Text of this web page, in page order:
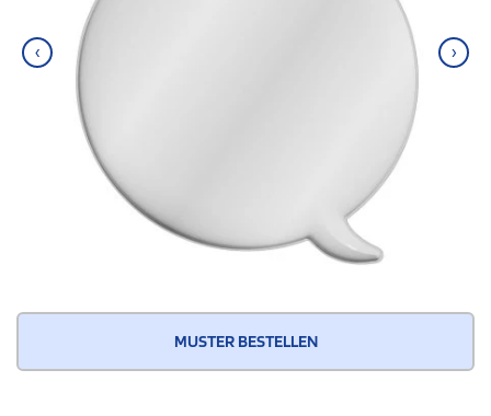
‹ ›
MUSTER BESTELLEN